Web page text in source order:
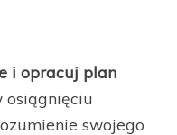
i opracuj plan
osiągnięciu
swojego